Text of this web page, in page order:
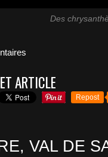
Des
ARTICLE
Repost
VAL DE